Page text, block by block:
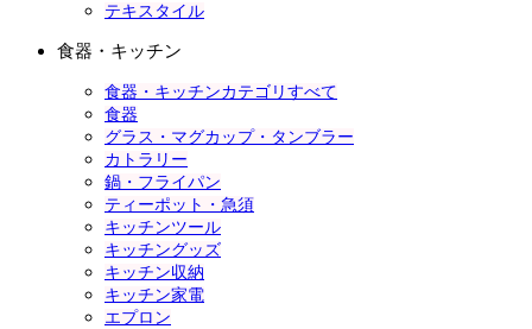
テキスタイル
食器・キッチン
食器・キッチンカテゴリすべて
食器
グラス・マグカップ・タンブラー
カトラリー
鍋・フライパン
ティーポット・急須
キッチンツール
キッチングッズ
キッチン収納
キッチン家電
エプロン